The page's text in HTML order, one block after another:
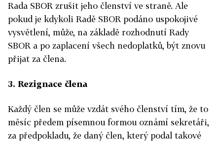
Rada SBOR zrušit jeho členství ve straně. Ale
pokud je kdykoli Radě SBOR podáno uspokojivé
vysvětlení, může, na základě rozhodnutí Rady
SBOR a po zaplacení všech nedoplatků, být znovu
přijat za člena.
3. Rezignace člena
Každý člen se může vzdát svého členství tím, že to
měsíc předem písemnou formou oznámí sekretáři,
za předpokladu, že daný člen, který podal takové